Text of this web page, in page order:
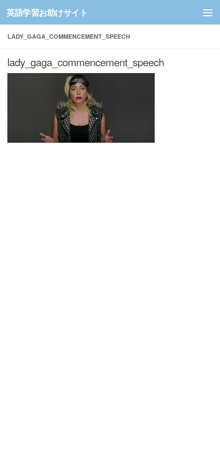
コンテンツへスキップ
英語学習お助けサイト
LADY_GAGA_COMMENCEMENT_SPEECH
lady_gaga_commencement_speech